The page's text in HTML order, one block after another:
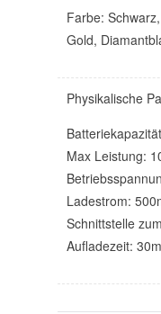
Farbe:
Gold,
Physikalische
Max Leistung:
Ladestrom:
Schnittstelle
Aufladezeit: